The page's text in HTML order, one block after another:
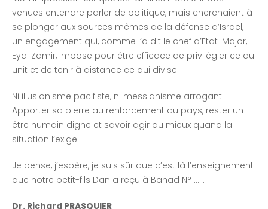
venues entendre parler de politique, mais cherchaient à
se plonger aux sources mêmes de la défense d’Israel,
un engagement qui, comme l’a dit le chef d’Etat-Major,
Eyal Zamir, impose pour être efficace de privilégier ce qui
unit et de tenir à distance ce qui divise.
Ni illusionisme pacifiste, ni messianisme arrogant.
Apporter sa pierre au renforcement du pays, rester un
être humain digne et savoir agir au mieux quand la
situation l’exige.
Je pense, j’espère, je suis sûr que c’est là l’enseignement
que notre petit-fils Dan a reçu à Bahad N°1……
Dr. Richard PRASQUIER